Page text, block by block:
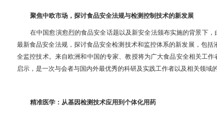
聚焦中欧市场，探讨食品安全法规与检测控制技术的新发展
在中国愈演愈烈的食品安全话题以及新安全法颁布实施的背景下
最新食品安全法规，探讨食品安全检测技术和监控体系的新发展，包
全监控技术。来自欧洲和中国的专家、教授将为广大食品安全相关工
启示，是一次与会者与国内外最优秀的科研及实践工作者以及相关领域
精准医学：从基因检测技术应用到个体化用药